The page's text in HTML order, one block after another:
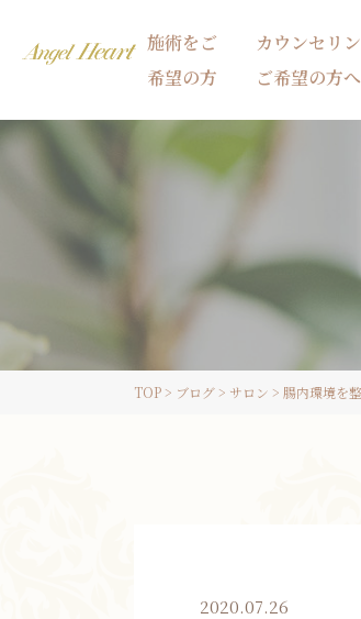
カウンセリングをご希望の方へ
施術をご
希望の方
カウンセリ
ご希望の方へ
TOP> ブログ> サロン > 腸内環境を
2020.07.26